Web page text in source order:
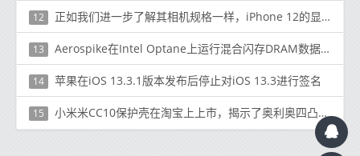
12 正如我们进一步了解其相机规格一样，iPhone 12的显示屏泄漏了
13 Aerospike在Intel Optane上运行混合闪存DRAM数据库
14 苹果在iOS 13.3.1版本发布后停止对iOS 13.3进行签名
15 小米米CC10保护壳在淘宝上上市，揭示了奥利奥四凸轮设计